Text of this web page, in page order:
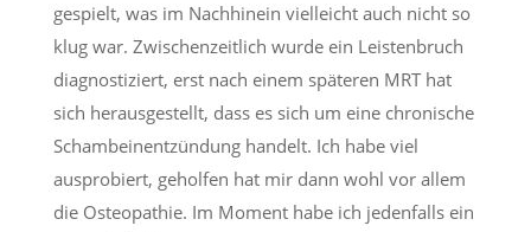
gespielt, was im Nachhinein vielleicht auch nicht so
klug war. Zwischenzeitlich wurde ein Leistenbruch
diagnostiziert, erst nach einem späteren MRT hat
sich herausgestellt, dass es sich um eine chronische
Schambeinentzündung handelt. Ich habe viel
ausprobiert, geholfen hat mir dann wohl vor allem
die Osteopathie. Im Moment habe ich jedenfalls ein